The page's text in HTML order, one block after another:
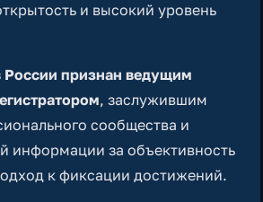
и высокий уровень
России признан ведущим
, заслужившим
сообщества и
информации за объективность
к фиксации достижений.